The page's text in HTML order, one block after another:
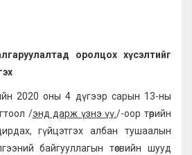
оролцох хүсэлтийг
2020 оны 4 дүгээр сарын 13-ны
/энд дарж үзнэ үү./-оор төрийн
гүйцэтгэх албан тушаалын
байгууллагын төсвийн шууд